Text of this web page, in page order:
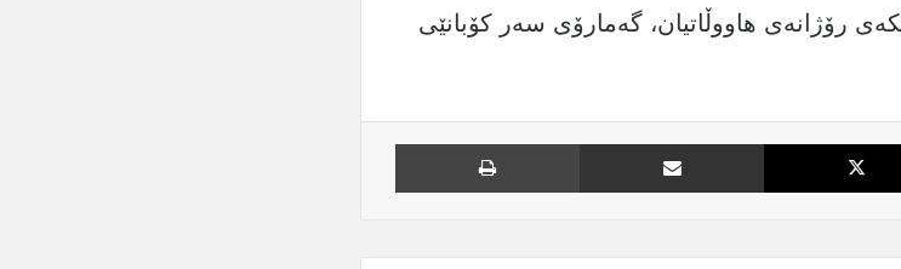
رۆژانەی هاووڵاتیان، گەمارۆی سەر کۆبانێی
X نارد بە ئیمەیل چاپ کردن